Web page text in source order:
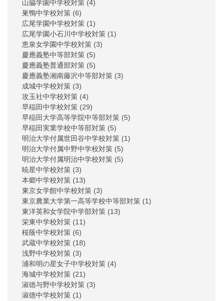
山脇学園中学校対策 (4)
巣鴨中学校対策 (6)
広尾学園中学校対策 (1)
広尾学園小石川中学校対策 (1)
恵泉女学園中学校対策 (3)
慶應義塾中等部対策 (5)
慶應義塾普通部対策 (5)
慶應義塾湘南藤沢中等部対策 (3)
成城中学校対策 (3)
攻玉社中学校対策 (4)
早稲田中学校対策 (29)
早稲田大学高等学院中等部対策 (5)
早稲田実業学校中等部対策 (5)
明治大学付属世田谷中学校対策 (1)
明治大学付属中野中学校対策 (5)
明治大学付属明治中学校対策 (5)
暁星中学校対策 (3)
本郷中学校対策 (13)
東京女学館中学校対策 (3)
東京農業大学第一高等学校中等部対策 (1)
東洋英和女学院中学部対策 (13)
栄東中学校対策 (11)
桜蔭中学校対策 (6)
武蔵中学校対策 (18)
浅野中学校対策 (3)
浦和明の星女子中学校対策 (4)
海城中学校対策 (21)
淑徳与野中学校対策 (3)
淑徳中学校対策 (1)